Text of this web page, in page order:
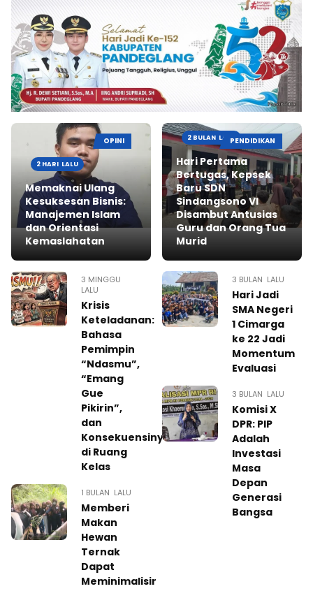
OPINI
2 HARI LALU
Memaknai Ulang
Kesuksesan Bisnis:
Manajemen Islam
dan Orientasi
Kemaslahatan
3 MINGGU
LALU
Krisis
Keteladanan:
Bahasa
Pemimpin
“Ndasmu”,
“Emang
Gue
Pikirin”,
dan
Konsekuensinya
di Ruang
Kelas
1 BULAN LALU
Memberi
Makan
Hewan
Ternak
Dapat
Meminimalisir
PENDIDIKAN
2 BULAN LALU
Hari Pertama
Bertugas, Kepsek
Baru SDN
Sindangsono VI
Disambut Antusias
Guru dan Orang Tua
Murid
3 BULAN LALU
Hari Jadi
SMA Negeri
1 Cimarga
ke 22 Jadi
Momentum
Evaluasi
3 BULAN LALU
Komisi X
DPR: PIP
Adalah
Investasi
Masa
Depan
Generasi
Bangsa